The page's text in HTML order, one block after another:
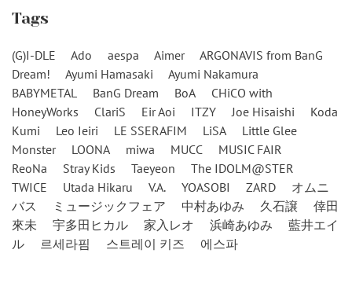
Tags
(G)I-DLE Ado aespa Aimer
ARGONAVIS from BanG
Dream!
Ayumi Hamasaki
Ayumi Nakamura
BABYMETAL
BanG Dream BoA
CHiCO with
HoneyWorks
ClariS Eir Aoi ITZY Joe Hisaishi
Koda
Kumi
Leo Ieiri LE SSERAFIM LiSA
Little Glee
Monster
LOONA miwa MUCC
MUSIC FAIR
ReoNa
Stray Kids Taeyeon
The IDOLM@STER
TWICE
Utada Hikaru V.A. YOASOBI ZARD
オムニ
バス
ミュージックフェア 中村あゆみ 久石譲
倖田
來未
宇多田ヒカル 家入レオ 浜崎あゆみ
藍井エイ
ル
르세라핌 스트레이 키즈 에스파